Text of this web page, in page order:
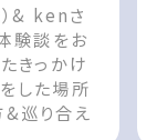
& kenさ
験談をお
きっかけ
した場所
巡り合え